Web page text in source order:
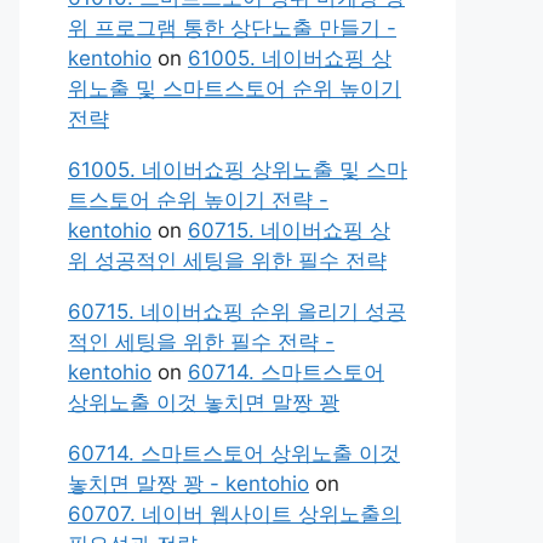
위 프로그램 통한 상단노출 만들기 -
kentohio on 61005. 네이버쇼핑 상
위노출 및 스마트스토어 순위 높이기
전략
61005. 네이버쇼핑 상위노출 및 스마
트스토어 순위 높이기 전략 -
kentohio on 60715. 네이버쇼핑 상
위 성공적인 세팅을 위한 필수 전략
60715. 네이버쇼핑 순위 올리기 성공
적인 세팅을 위한 필수 전략 -
kentohio on 60714. 스마트스토어
상위노출 이것 놓치면 말짱 꽝
60714. 스마트스토어 상위노출 이것
놓치면 말짱 꽝 - kentohio on
60707. 네이버 웹사이트 상위노출의